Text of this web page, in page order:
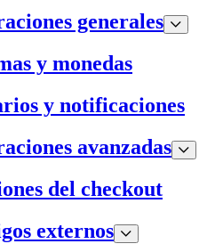
generales
y monedas
y notificaciones
avanzadas
del checkout
externos